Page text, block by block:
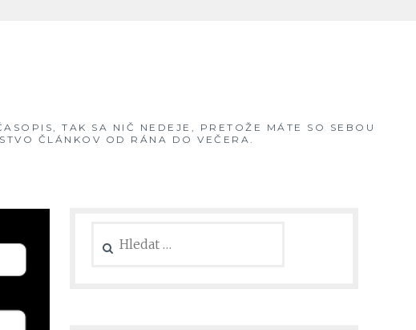
TAK SA NIČ NEDEJE, PRETOŽE MÁTE SO SEBOU
ČLÁNKOV OD RÁNA DO VEČERA.